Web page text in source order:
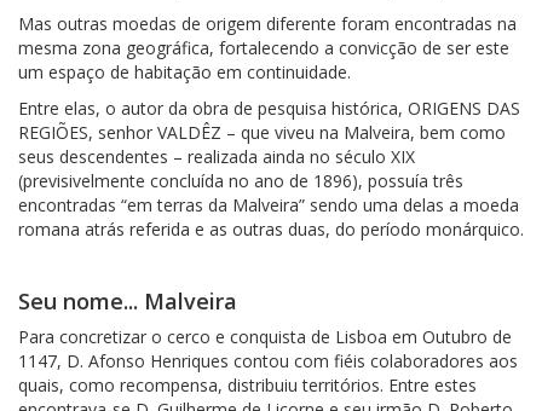
Mas outras moedas de origem diferente foram encontradas na
mesma zona geográfica, fortalecendo a convicção de ser este
um espaço de habitação em continuidade.
Entre elas, o autor da obra de pesquisa histórica, ORIGENS DAS
REGIÕES, senhor VALDÊZ – que viveu na Malveira, bem como
seus descendentes – realizada ainda no século XIX
(previsivelmente concluída no ano de 1896), possuía três
encontradas “em terras da Malveira” sendo uma delas a moeda
romana atrás referida e as outras duas, do período monárquico.
Seu nome... Malveira
Para concretizar o cerco e conquista de Lisboa em Outubro de
1147, D. Afonso Henriques contou com fiéis colaboradores aos
quais, como recompensa, distribuiu territórios. Entre estes